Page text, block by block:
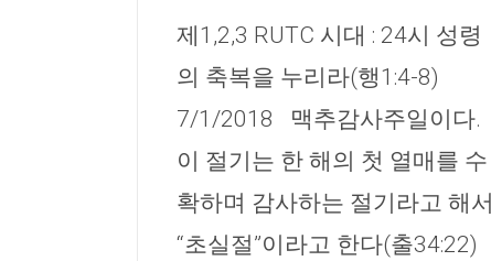
제1,2,3 RUTC 시대 : 24시 성령
의 축복을 누리라(행1:4-8)
7/1/2018 맥추감사주일이다.
이 절기는 한 해의 첫 열매를 수
확하며 감사하는 절기라고 해서
“초실절”이라고 한다(출34:22)